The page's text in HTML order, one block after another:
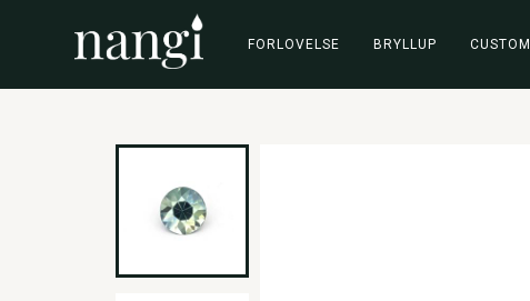
FORLOVELSE BRYLLUP CUSTOM